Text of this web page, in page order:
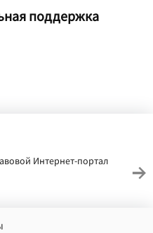
поддержка
Интернет-портал